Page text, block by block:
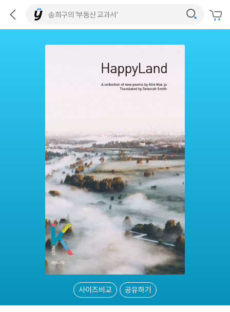
사이즈비교 공유하기